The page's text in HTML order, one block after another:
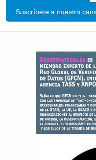
Suscríbete a nuestro